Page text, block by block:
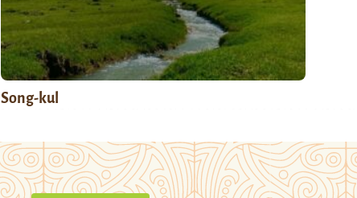
Song-kul